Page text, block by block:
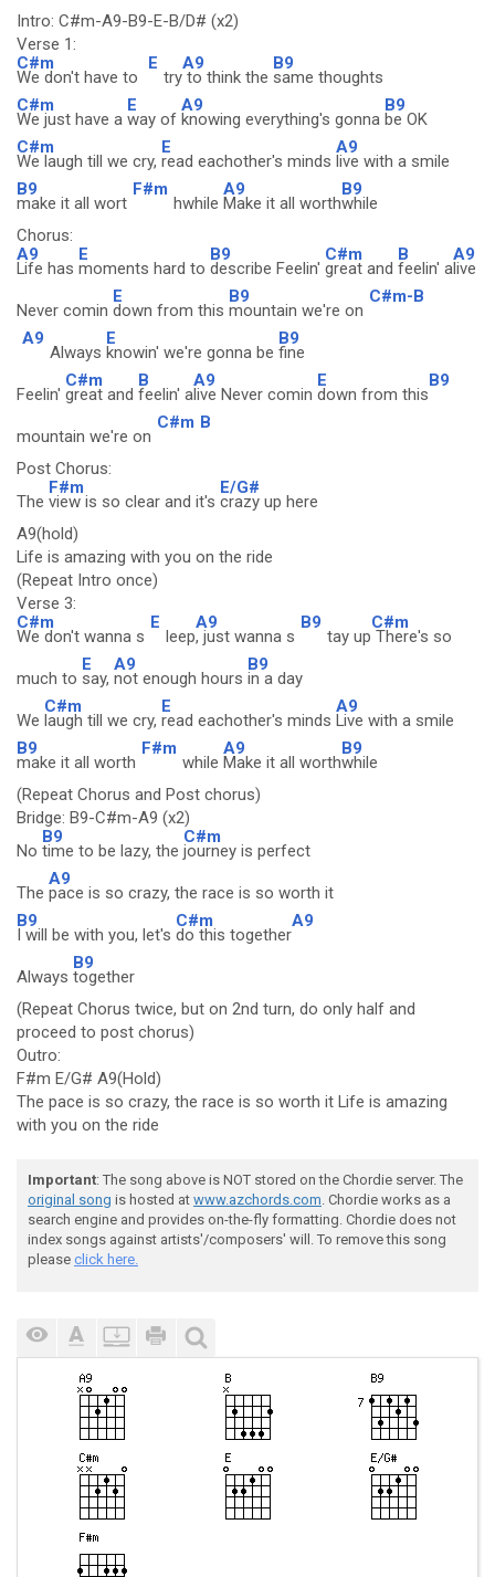
Intro: C#m-A9-B9-E-B/D# (x2)
Verse 1:
C#m
We don't have to
E
try
A9
to think the
B9
same thoughts
C#m
We just have a
E
way of
A9
knowing everything's gonna
B9
be OK
C#m
We laugh till we cry,
E
read eachother's minds
A9
live with a smile
B9
make it all wort
F#m
hwhile
A9
Make it all worth
B9
while
Chorus:
A9
Life has
E
moments hard to
B9
describe Feelin'
C#m
great and
B
feelin' a
A9
live
Never comin
E
down from this
B9
mountain we're on
C#m-B
A9
Always
E
knowin' we're gonna be
B9
fine
Feelin'
C#m
great and
B
feelin' a
A9
live Never comin
E
down from this
B9
mountain we're on
C#m B
Post Chorus:
The
F#m
view is so clear and it's
E/G#
crazy up here
A9(hold)
Life is amazing with you on the ride
(Repeat Intro once)
Verse 3:
C#m
We don't wanna s
E
leep
A9
, just wanna s
B9
tay up
C#m
There's so
much to
E
say,
A9
not enough hours
B9
in a day
We
C#m
laugh till we cry,
E
read eachother's minds
A9
Live with a smile
B9
make it all worth
F#m
while
A9
Make it all worth
B9
while
(Repeat Chorus and Post chorus)
Bridge: B9-C#m-A9 (x2)
No
B9
time to be lazy, the
C#m
journey is perfect
The
A9
pace is so crazy, the race is so worth it
B9
I will be with you, let's
C#m
do this together
A9
Always
B9
together
(Repeat Chorus twice, but on 2nd turn, do only half and
proceed to post chorus)
Outro:
F#m E/G# A9(Hold)
The pace is so crazy, the race is so worth it Life is amazing
with you on the ride
Important: The song above is NOT stored on the Chordie server. The
original song is hosted at www.azchords.com. Chordie works as a
search engine and provides on-the-fly formatting. Chordie does not
index songs against artists'/composers' will. To remove this song
please click here.